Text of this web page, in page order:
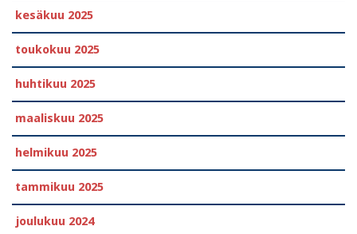
kesäkuu 2025
toukokuu 2025
huhtikuu 2025
maaliskuu 2025
helmikuu 2025
tammikuu 2025
joulukuu 2024